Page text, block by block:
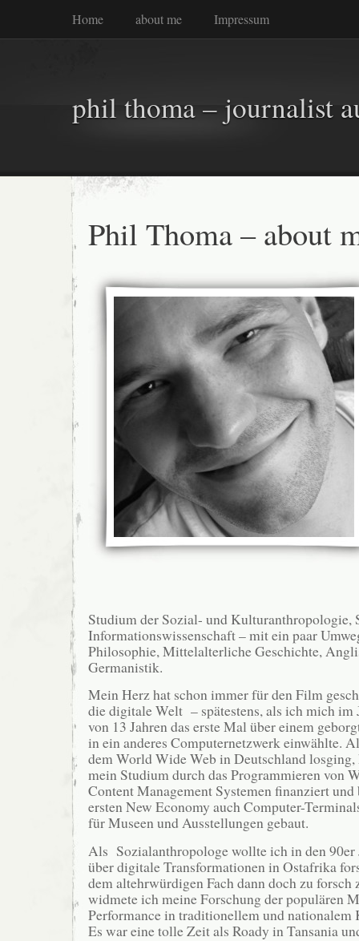
Home about me Impressum
phil thoma – journalist
Phil Thoma – about
Studium der Sozial- und Kulturanthropologie,
Informationswissenschaft – mit ein paar
Philosophie, Mittelalterliche Geschichte,
Germanistik.
Mein Herz hat schon immer für den Film
die digitale Welt – spätestens, als ich mich
von 13 Jahren das erste Mal über einem
in ein anderes Computernetzwerk einwählte.
dem World Wide Web in Deutschland
mein Studium durch das Programmieren von
Content Management Systemen finanziert und
ersten New Economy auch Computer-
für Museen und Ausstellungen gebaut.
Als Sozialanthropologe wollte ich in den 90er
über digitale Transformationen in Ostafrika
dem altehrwürdigen Fach dann doch zu forsch
widmete ich meine Forschung der populären
Performance in traditionellem und
Es war eine tolle Zeit als Roady in Tansania